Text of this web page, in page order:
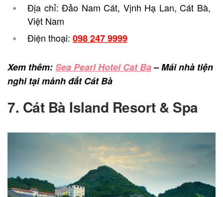
Địa chỉ: Đảo Nam Cát, Vịnh Hạ Lan, Cát Bà,
Việt Nam
Điện thoại: 098 247 9999
Xem thêm:Sea Pearl Hotel Cat Ba– Mái nhà tiện
nghi tại mảnh đất Cát Bà
7. Cát Bà Island Resort & Spa